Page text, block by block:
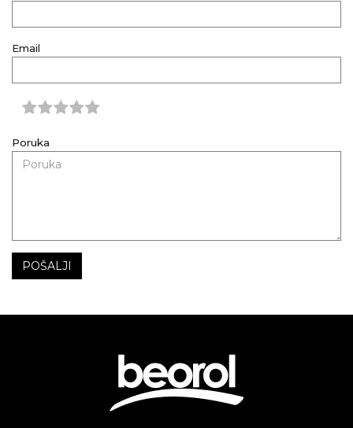
Email
Poruka
POŠALJI